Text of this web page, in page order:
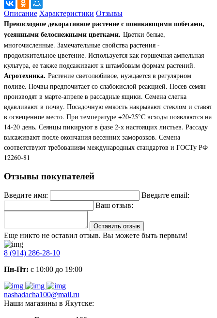
Описание Характеристики Отзывы
Превосходное декоративное растение с поникающими побегами,
усеянными белоснежными цветками. Цветки белые,
многочисленные. Замечательные свойства растения -
продолжительное цветение. Используется как горшечная ампельная
культура, ее также подсаживают к штамбовым формам растений.
Агротехника. Растение светолюбивое, нуждается в регулярном
поливе. Почвы предпочитает со слабокислой реакцией. Посев семян
производят в марте-апреле в рассадные ящики. Семена слегка
вдавливают в почву. Посадочную емкость накрывают стеклом и ставят
в освещенное место. При температуре +20-25°C всходы появляются на
14-20 день. Сеянцы пикируют в фазе 2-х настоящих листьев. Рассаду
высаживают после окончания весенних заморозков. Семена
соответствуют требованиям международных стандартов и ГОСТу РФ
12260-81
Отзывы покупателей
Введите имя:
Введите email:
Ваш отзыв:
Оставить отзыв
Еще никто не оставил отзыв. Вы можете быть первым!
8 (914) 286-28-10
Пн-Пт: с 10:00 до 19:00
nashadacha100@mail.ru
Наши магазины в Якутске: